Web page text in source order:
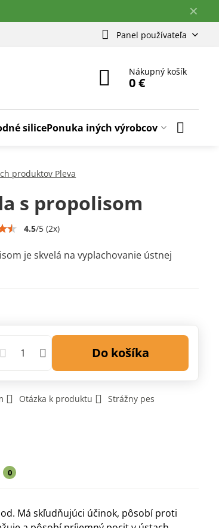
✕
Panel používateľa
Nákupný košík
0 €
silicePonuka iných výrobcov
produktov Pleva
s propolisom
4.5/5 (2x)
je skvelá na vyplachovanie ústnej
Do košíka
Otázka k produktu Strážny pes
0
Má skľudňujúci účinok, pôsobí proti